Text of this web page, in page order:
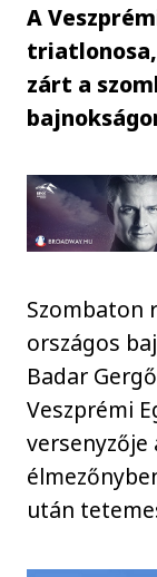
A
zárt a
Szombaton
országos
Badar
Veszprémi
versenyzője
után